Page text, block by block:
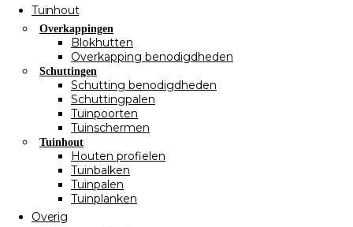
Tuinhout
Overkappingen
Blokhutten
Overkapping benodigdheden
Schuttingen
Schutting benodigdheden
Schuttingpalen
Tuinpoorten
Tuinschermen
Tuinhout
Houten profielen
Tuinbalken
Tuinpalen
Tuinplanken
Overig